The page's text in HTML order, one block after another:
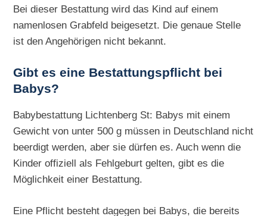
Bei dieser Bestattung wird das Kind auf einem
namenlosen Grabfeld beigesetzt. Die genaue Stelle
ist den Angehörigen nicht bekannt.
Gibt es eine Bestattungspflicht bei
Babys?
Babybestattung Lichtenberg St: Babys mit einem
Gewicht von unter 500 g müssen in Deutschland nicht
beerdigt werden, aber sie dürfen es. Auch wenn die
Kinder offiziell als Fehlgeburt gelten, gibt es die
Möglichkeit einer Bestattung.
Eine Pflicht besteht dagegen bei Babys, die bereits